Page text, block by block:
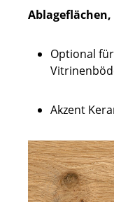
Ablageflächen,
Optional
Akzent